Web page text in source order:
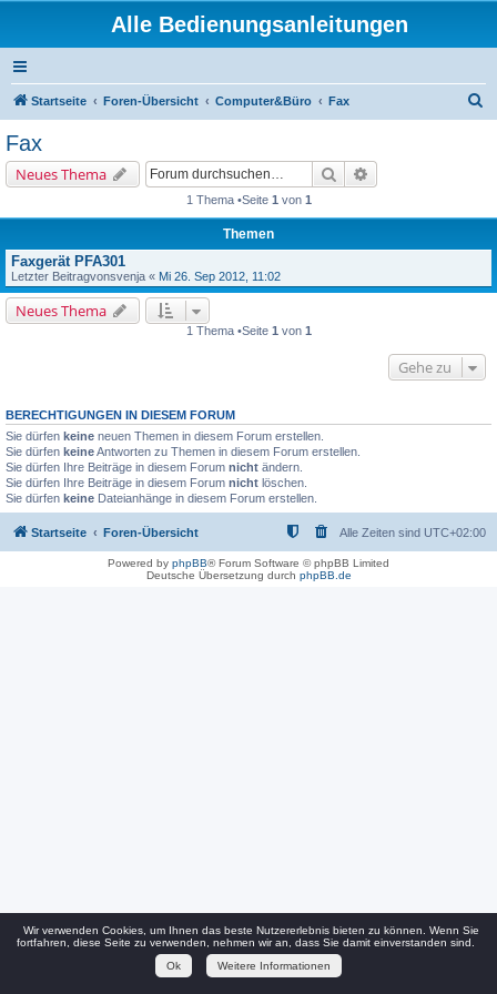
Alle Bedienungsanleitungen
Startseite Foren-Übersicht Computer&Büro Fax
Fax
Neues Thema Suche
1 Thema •Seite 1 von 1
Themen
Faxgerät PFA301
Letzter Beitragvonsvenja « Mi 26. Sep 2012, 11:02
Neues Thema
1 Thema •Seite 1 von 1
Gehe zu
BERECHTIGUNGEN IN DIESEM FORUM
Sie dürfen keine neuen Themen in diesem Forum erstellen.
Sie dürfen keineAntworten zu Themen in diesem Forum erstellen.
Sie dürfen Ihre Beiträge in diesem Forum nicht ändern.
Sie dürfen Ihre Beiträge in diesem Forum nicht löschen.
Sie dürfen keine Dateianhänge in diesem Forum erstellen.
Startseite Foren-Übersicht Alle Zeiten sind UTC+02:00
Powered by phpBB® Forum Software © phpBB Limited
Deutsche Übersetzung durch phpBB.de
Wir verwenden Cookies, um Ihnen das beste Nutzererlebnis bieten zu können. Wenn Sie
fortfahren, diese Seite zu verwenden, nehmen wir an, dass Sie damit einverstanden sind.
Ok
Weitere Informationen